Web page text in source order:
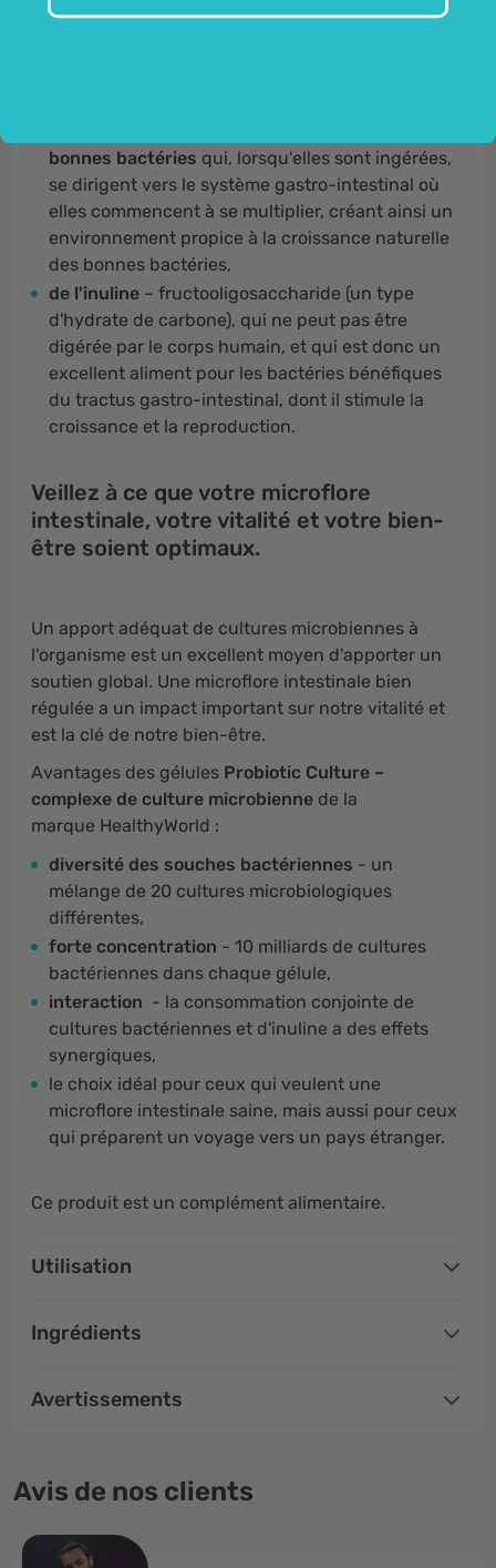
bonnes bactéries qui, lorsqu'elles sont ingérées,
se dirigent vers le système gastro-intestinal où
elles commencent à se multiplier, créant ainsi un
environnement propice à la croissance naturelle
des bonnes bactéries,
de l'inuline – fructooligosaccharide (un type
d'hydrate de carbone), qui ne peut pas être
digérée par le corps humain, et qui est donc un
excellent aliment pour les bactéries bénéfiques
du tractus gastro-intestinal, dont il stimule la
croissance et la reproduction.
Veillez à ce que votre microflore
intestinale, votre vitalité et votre bien-
être soient optimaux.
Un apport adéquat de cultures microbiennes à
l'organisme est un excellent moyen d'apporter un
soutien global. Une microflore intestinale bien
régulée a un impact important sur notre vitalité et
est la clé de notre bien-être.
Avantages des gélules Probiotic Culture –
complexe de culture microbienne de la
marque HealthyWorld :
diversité des souches bactériennes - un
mélange de 20 cultures microbiologiques
différentes,
forte concentration - 10 milliards de cultures
bactériennes dans chaque gélule,
interaction - la consommation conjointe de
cultures bactériennes et d'inuline a des effets
synergiques,
le choix idéal pour ceux qui veulent une
microflore intestinale saine, mais aussi pour ceux
qui préparent un voyage vers un pays étranger.
Ce produit est un complément alimentaire.
Utilisation
Ingrédients
Avertissements
Avis de nos clients